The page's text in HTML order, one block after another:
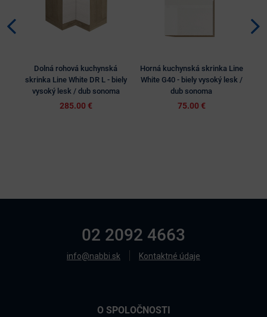
Dolná rohová kuchynská
skrinka Line White DR L - biely
vysoký lesk / dub sonoma
285.00 €
Horná kuchynská skrinka Line
White G40 - biely vysoký lesk /
dub sonoma
75.00 €
02 2092 4663
info@nabbi.sk Kontaktné údaje
O SPOLOČNOSTI